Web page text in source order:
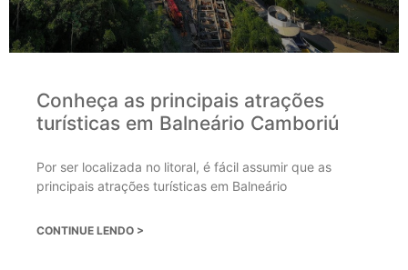
Conheça as principais atrações
turísticas em Balneário Camboriú
Por ser localizada no litoral, é fácil assumir que as
principais atrações turísticas em Balneário
CONTINUE LENDO >